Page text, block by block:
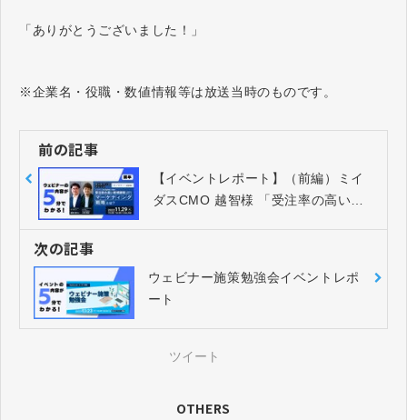
「ありがとうございました！」
※企業名・役職・数値情報等は放送当時のものです。
前の記事
【イベントレポート】（前編）ミイ
ダスCMO 越智様 「受注率の高い新
次の記事
ウェビナー施策勉強会イベントレポ
ート
ツイート
OTHERS